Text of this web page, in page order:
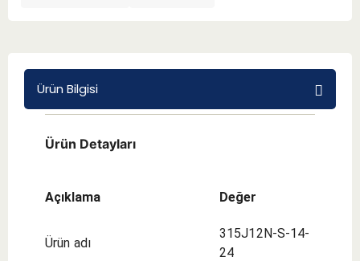
Ürün Bilgisi
Ürün Detayları
Açıklama Değer
Ürün adı
315J12N-S-14-
24